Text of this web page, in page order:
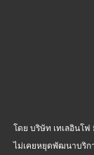
โดย บริษัท เทเลอินโ
ไม่เคยหยุดพัฒนาบริก